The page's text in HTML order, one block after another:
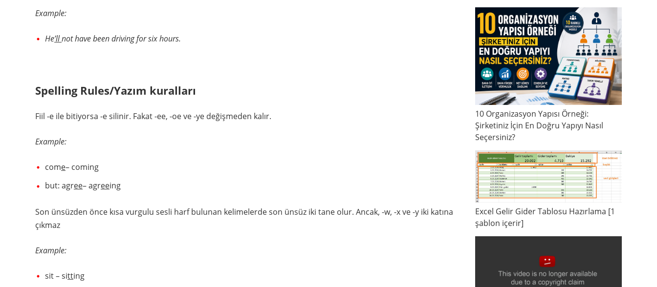
Example:
He’llnot have been driving for six hours.
Spelling Rules/Yazım kuralları
Fiil -e ile bitiyorsa -e silinir. Fakat -ee, -oe ve -ye değişmeden kalır.
Example:
come– coming
but: agree– agreeing
Son ünsüzden önce kısa vurgulu sesli harf bulunan kelimelerde son ünsüz iki tane olur. Ancak, -w, -x ve -y iki katına
çıkmaz
Example:
sit – sitting
10 Organizasyon Yapısı Örneği:
Şirketiniz İçin En Doğru Yapıyı Nasıl
Seçersiniz?
Excel Gelir Gider Tablosu Hazırlama [1
şablon içerir]